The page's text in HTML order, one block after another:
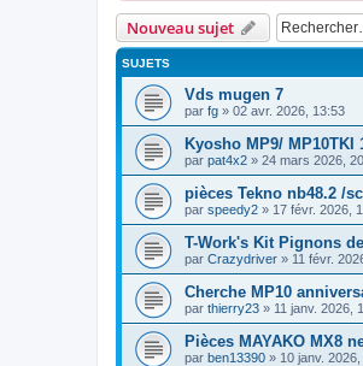
Nouveau sujet
SUJETS
Vds mugen 7
par fg » 02 avr. 2026, 13:53
Kyosho MP9/ MP10TKI
par pat4x2 » 24 mars 2026,
pièces Tekno nb48.2 /
par speedy2 » 17 févr. 2026,
T-Work's Kit Pignons
par Crazydriver » 11 févr.
Cherche MP10
par thierry23 » 11 janv. 2026,
Pièces MAYAKO MX8
par ben13390 » 10 janv.